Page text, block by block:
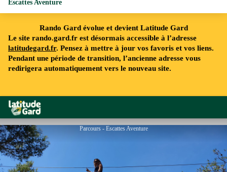
Rando Gard évolue et devient Latitude Gard
Le site rando.gard.fr est désormais accessible à l’adresse
latitudegard.fr. Pensez à mettre à jour vos favoris et vos liens.
Pendant une période de transition, l’ancienne adresse vous
redirigera automatiquement vers le nouveau site.
Rando Gard
Escattes Aventure
Parcours - Escattes Aventure